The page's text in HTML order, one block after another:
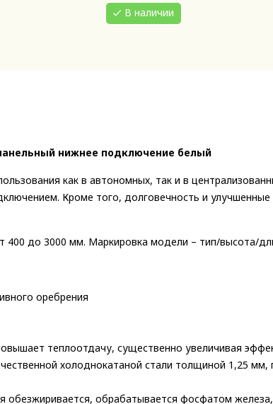
В наличии
нижнее подключение белый
как в автономных, так и в
Кроме того, долговечность и улучшенные
до 3000 мм. Маркировка модели – тип/высота/
оребрения
теплоотдачу, существенно увеличивая
холоднокатаной стали толщиной 1,25
обезжиривается, обрабатывается фосфатом